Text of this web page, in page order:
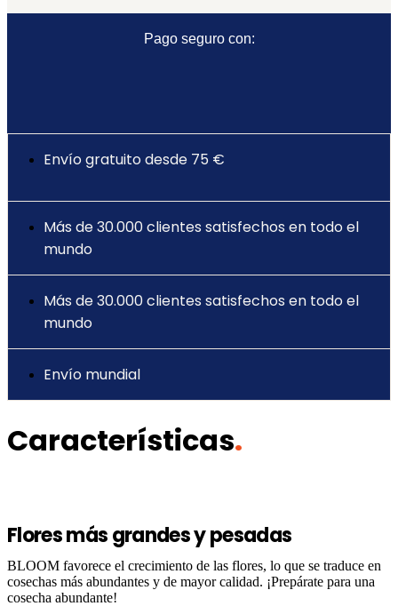
Pago seguro con:
Envío gratuito desde 75 €
Más de 30.000 clientes satisfechos en todo el
mundo
Más de 30.000 clientes satisfechos en todo el
mundo
Envío mundial
Características.
Flores más grandes y pesadas
BLOOM favorece el crecimiento de las flores, lo que se traduce en
cosechas más abundantes y de mayor calidad. ¡Prepárate para una
cosecha abundante!